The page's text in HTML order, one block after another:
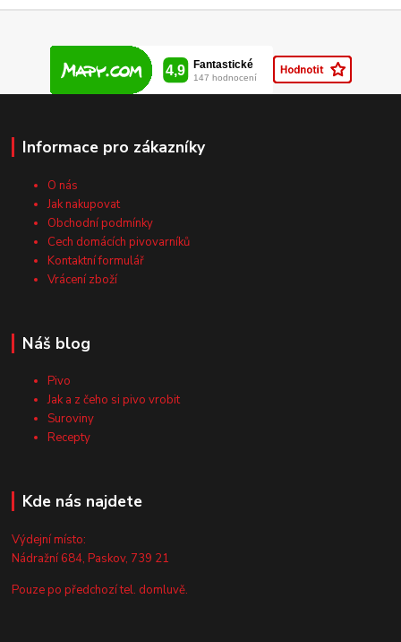
Informace pro zákazníky
O nás
Jak nakupovat
Obchodní podmínky
Cech domácích pivovarníků
Kontaktní formulář
Vrácení zboží
Náš blog
Pivo
Jak a z čeho si pivo vrobit
Suroviny
Recepty
Kde nás najdete
Výdejní místo:
Nádražní 684, Paskov, 739 21
Pouze po předchozí tel. domluvě.